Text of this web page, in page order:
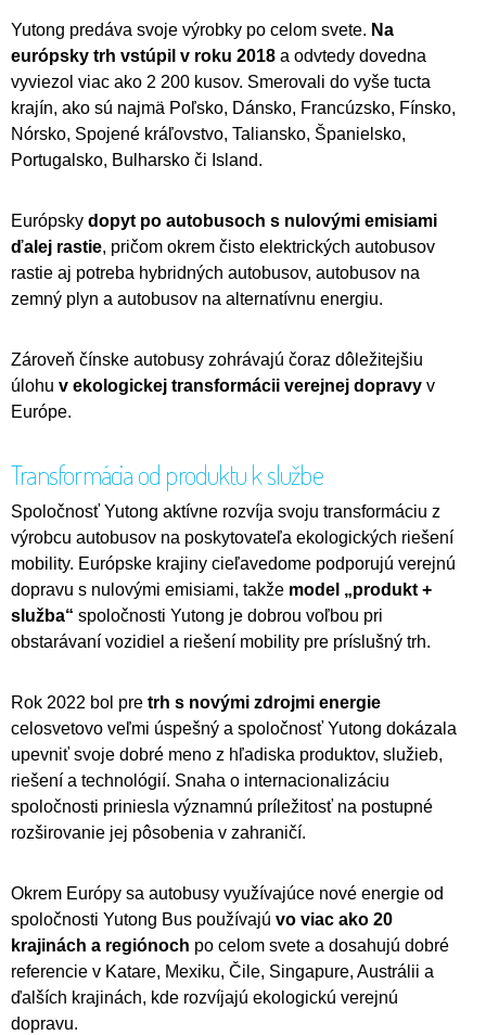
Yutong predáva svoje výrobky po celom svete. Na
európsky trh vstúpil v roku 2018 a odvtedy dovedna
vyviezol viac ako 2 200 kusov. Smerovali do vyše tucta
krajín, ako sú najmä Poľsko, Dánsko, Francúzsko, Fínsko,
Nórsko, Spojené kráľovstvo, Taliansko, Španielsko,
Portugalsko, Bulharsko či Island.
Európsky dopyt po autobusoch s nulovými emisiami
ďalej rastie, pričom okrem čisto elektrických autobusov
rastie aj potreba hybridných autobusov, autobusov na
zemný plyn a autobusov na alternatívnu energiu.
Zároveň čínske autobusy zohrávajú čoraz dôležitejšiu
úlohu v ekologickej transformácii verejnej dopravy v
Európe.
Transformácia od produktu k službe
Spoločnosť Yutong aktívne rozvíja svoju transformáciu z
výrobcu autobusov na poskytovateľa ekologických riešení
mobility. Európske krajiny cieľavedome podporujú verejnú
dopravu s nulovými emisiami, takže model „produkt +
služba“ spoločnosti Yutong je dobrou voľbou pri
obstarávaní vozidiel a riešení mobility pre príslušný trh.
Rok 2022 bol pre trh s novými zdrojmi energie
celosvetovo veľmi úspešný a spoločnosť Yutong dokázala
upevniť svoje dobré meno z hľadiska produktov, služieb,
riešení a technológií. Snaha o internacionalizáciu
spoločnosti priniesla významnú príležitosť na postupné
rozširovanie jej pôsobenia v zahraničí.
Okrem Európy sa autobusy využívajúce nové energie od
spoločnosti Yutong Bus používajú vo viac ako 20
krajinách a regiónoch po celom svete a dosahujú dobré
referencie v Katare, Mexiku, Čile, Singapure, Austrálii a
ďalších krajinách, kde rozvíjajú ekologickú verejnú
dopravu.